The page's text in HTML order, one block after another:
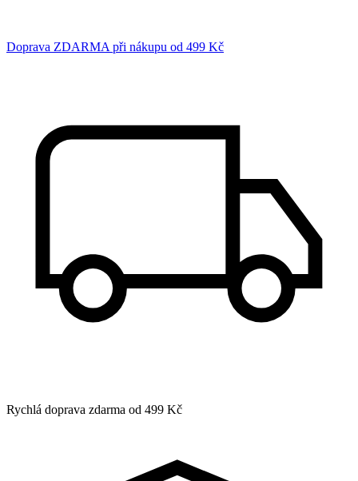
Doprava ZDARMA při nákupu od 499 Kč
Rychlá doprava zdarma od 499 Kč